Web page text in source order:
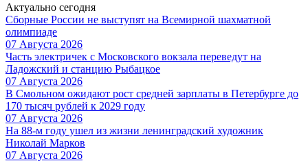
Актуально сегодня
Сборные России не выступят на Всемирной шахматной
олимпиаде
07 Августа 2026
Часть электричек с Московского вокзала переведут на
Ладожский и станцию Рыбацкое
07 Августа 2026
В Смольном ожидают рост средней зарплаты в Петербурге до
170 тысяч рублей к 2029 году
07 Августа 2026
На 88-м году ушел из жизни ленинградский художник
Николай Марков
07 Августа 2026